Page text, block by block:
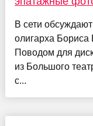
В сети
олигарха Бориса
Поводом для
из Большого
с...